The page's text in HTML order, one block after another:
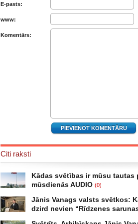
E-pasts:
www:
Komentārs:
Citi raksti
Kādas svētības ir mūsu
mūsdienās AUDIO (0)
atbalsojas mūsdienās. “Mēs nākam
Latviju. Mēs to apdzīvojam un
skumjām. Uz mums guļ seno laiku
Jānis Vanags valsts svētkos:
dzird nevien “Rīdzenes